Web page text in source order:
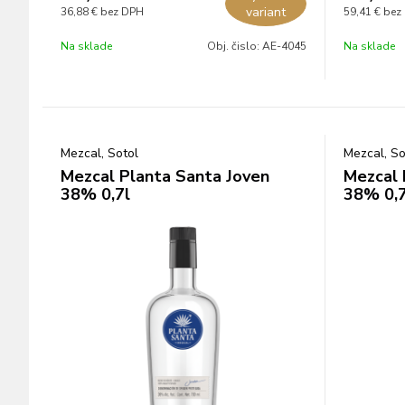
36,88 € bez DPH
variant
Na sklade Obj. čislo: AE-4045
59,41 € bez
Na sklade
Mezcal, Sotol
Mezcal Planta Santa Joven
38% 0,7l
Mezcal,
Mezcal
38%